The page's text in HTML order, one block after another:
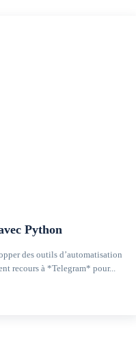
Python
des outils d’automatisation
recours à *Telegram* pour...